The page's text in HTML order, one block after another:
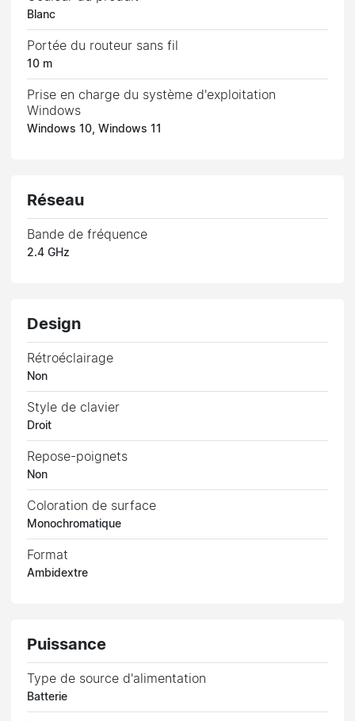
Blanc
Portée du routeur sans fil
10 m
Prise en charge du système d'exploitation
Windows
Windows 10, Windows 11
Réseau
Bande de fréquence
2.4 GHz
Design
Rétroéclairage
Non
Style de clavier
Droit
Repose-poignets
Non
Coloration de surface
Monochromatique
Format
Ambidextre
Puissance
Type de source d'alimentation
Batterie